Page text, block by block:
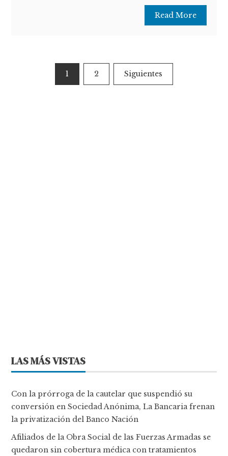
Read More
Paginación
1 2 Siguientes
LAS MÁS VISTAS
Con la prórroga de la cautelar que suspendió su
conversión en Sociedad Anónima, La Bancaria frenan
la privatización del Banco Nación
Afiliados de la Obra Social de las Fuerzas Armadas se
quedaron sin cobertura médica con tratamientos